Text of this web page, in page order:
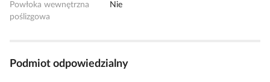
Powłoka wewnętrzna
poślizgowa
Nie
Podmiot odpowiedzialny